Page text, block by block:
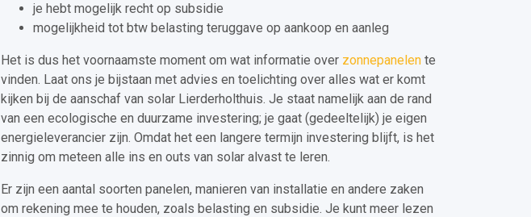
je hebt mogelijk recht op subsidie
mogelijkheid tot btw belasting teruggave op aankoop en aanleg
Het is dus het voornaamste moment om wat informatie over zonnepanelen te
vinden. Laat ons je bijstaan met advies en toelichting over alles wat er komt
kijken bij de aanschaf van solar Lierderholthuis. Je staat namelijk aan de rand
van een ecologische en duurzame investering; je gaat (gedeeltelijk) je eigen
energieleverancier zijn. Omdat het een langere termijn investering blijft, is het
zinnig om meteen alle ins en outs van solar alvast te leren.
Er zijn een aantal soorten panelen, manieren van installatie en andere zaken
om rekening mee te houden, zoals belasting en subsidie. Je kunt meer lezen